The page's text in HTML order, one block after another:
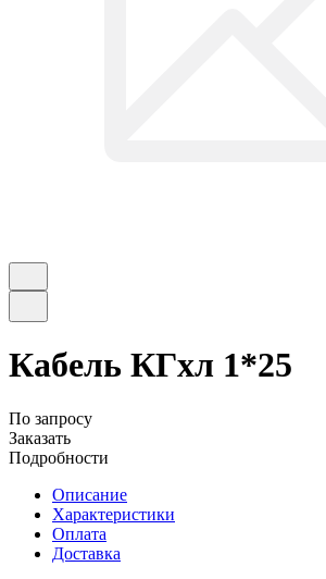
Кабель КГхл 1*25
По запросу
Заказать
Подробности
Описание
Характеристики
Оплата
Доставка